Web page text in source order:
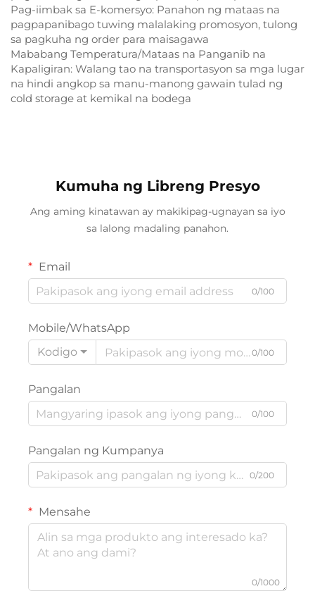
Pag-iimbak sa E-komersyo: Panahon ng mataas na
pagpapanibago tuwing malalaking promosyon, tulong
sa pagkuha ng order para maisagawa
Mababang Temperatura/Mataas na Panganib na
Kapaligiran: Walang tao na transportasyon sa mga lugar
na hindi angkop sa manu-manong gawain tulad ng
cold storage at kemikal na bodega
Kumuha ng Libreng Presyo
Ang aming kinatawan ay makikipag-ugnayan sa iyo
sa lalong madaling panahon.
Email
0/100
Mobile/WhatsApp
Kodigo
0/100
Pangalan
0/100
Pangalan ng Kumpanya
0/200
Mensahe
0/1000